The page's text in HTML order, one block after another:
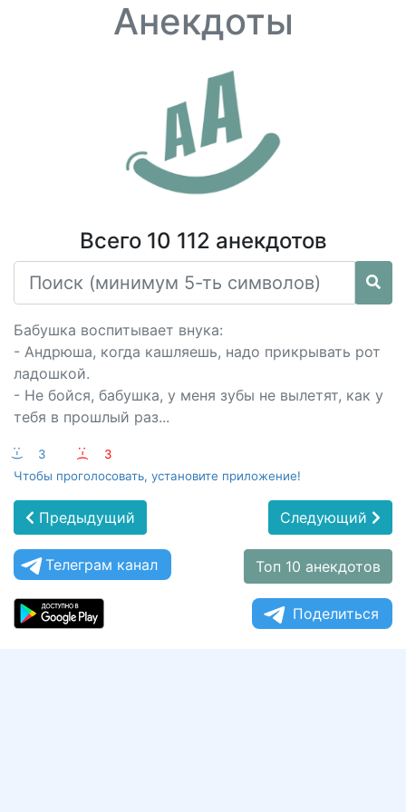
Анекдоты
Всего 10 112 анекдотов
Бабушка воспитывает внука:
- Андрюша, когда кашляешь, надо прикрывать рот
ладошкой.
- Не бойся, бабушка, у меня зубы не вылетят, как у
тебя в прошлый раз...
:-) 3 :-(
3
Чтобы проголосовать, установите приложение!
Предыдущий Следующий
Телеграм канал Топ 10 анекдотов
Поделиться